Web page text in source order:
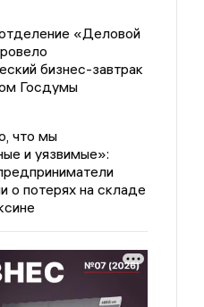
«Деловой
бизнес-завтрак
Госдумы
что мы
и уязвимые»:
о потерях на складе